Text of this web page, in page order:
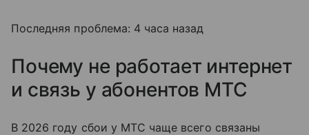
Последняя проблема: 4 часа назад
Почему не работает интернет
и связь у абонентов МТС
В 2026 году сбои у МТС чаще всего связаны